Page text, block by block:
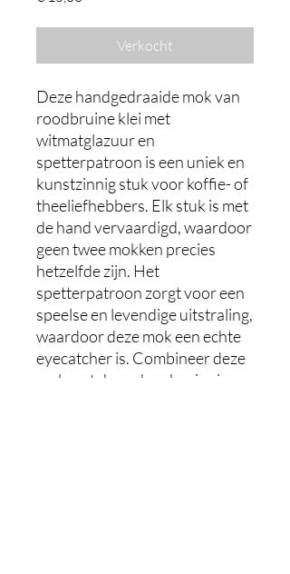
Verkocht
Deze handgedraaide mok van
roodbruine klei met
witmatglazuur en
spetterpatroon is een uniek en
kunstzinnig stuk voor koffie- of
theeliefhebbers. Elk stuk is met
de hand vervaardigd, waardoor
geen twee mokken precies
hetzelfde zijn. Het
spetterpatroon zorgt voor een
speelse en levendige uitstraling,
waardoor deze mok een echte
eyecatcher is. Combineer deze
mok met de andere kopjes in